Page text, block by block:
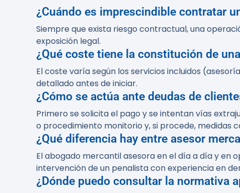
¿Cuándo es imprescindible contratar
Siempre que exista riesgo contractual, una
exposición legal.
¿Qué coste tiene la constitución de
El coste varía según los servicios incluidos
detallado antes de iniciar.
¿Cómo se actúa ante deudas de
Primero se solicita el pago y se intentan vías
o procedimiento monitorio y, si procede, medidas
¿Qué diferencia hay entre asesor
El abogado mercantil asesora en el día a día y en
intervención de un penalista con experiencia en
¿Dónde puedo consultar la normativa